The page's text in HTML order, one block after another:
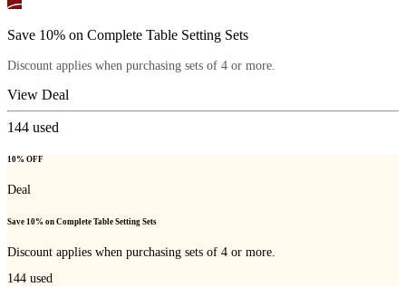
Save 10% on Complete Table Setting Sets
Discount applies when purchasing sets of 4 or more.
View Deal
144 used
10% OFF
Deal
Save 10% on Complete Table Setting Sets
Discount applies when purchasing sets of 4 or more.
144 used